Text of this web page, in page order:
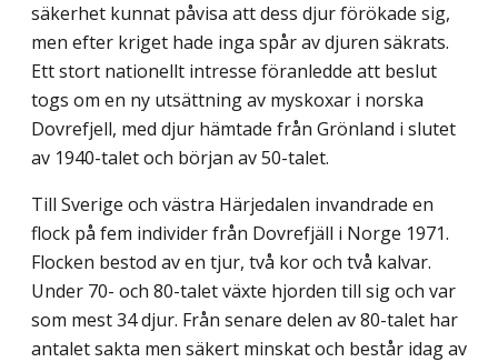
säkerhet kunnat påvisa att dess djur förökade sig,
men efter kriget hade inga spår av djuren säkrats.
Ett stort nationellt intresse föranledde att beslut
togs om en ny utsättning av myskoxar i norska
Dovrefjell, med djur hämtade från Grönland i slutet
av 1940-talet och början av 50-talet.
Till Sverige och västra Härjedalen invandrade en
flock på fem individer från Dovre­fjäll i Norge 1971.
Flocken bestod av en tjur, två kor och två kalvar.
Under 70- och 80-talet växte hjorden till sig och var
som mest 34 djur. Från senare delen av 80-talet har
antalet sakta men säkert minskat och består idag av